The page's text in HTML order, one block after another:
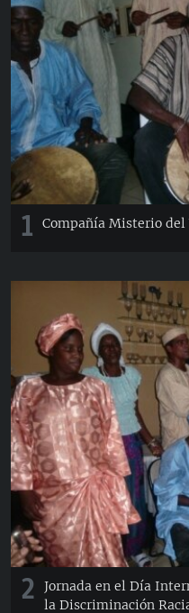
RADIO MARTÍ
ESPECIALES
ESPECIALES
LA REALIDAD DE LA
SER VIEJO EN CUBA
KENTU-CUBANO
MULTIMEDIA
EDITORIALES
SÍGUENOS
1 Compañía Misterio
2
Jornada en el Día
la Discriminación